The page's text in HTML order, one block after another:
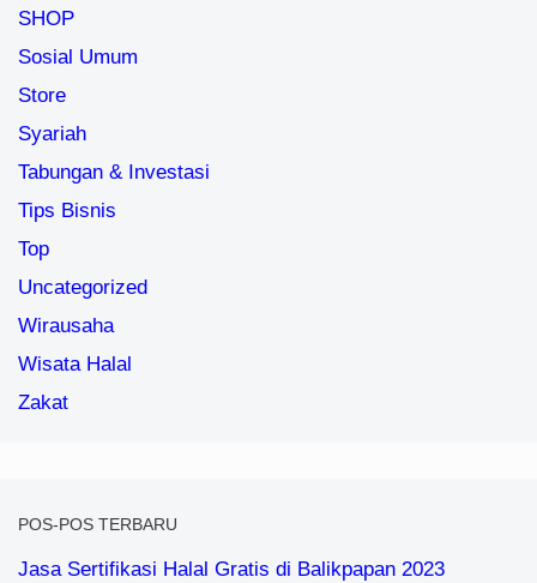
SHOP
Sosial Umum
Store
Syariah
Tabungan & Investasi
Tips Bisnis
Top
Uncategorized
Wirausaha
Wisata Halal
Zakat
POS-POS TERBARU
Jasa Sertifikasi Halal Gratis di Balikpapan 2023